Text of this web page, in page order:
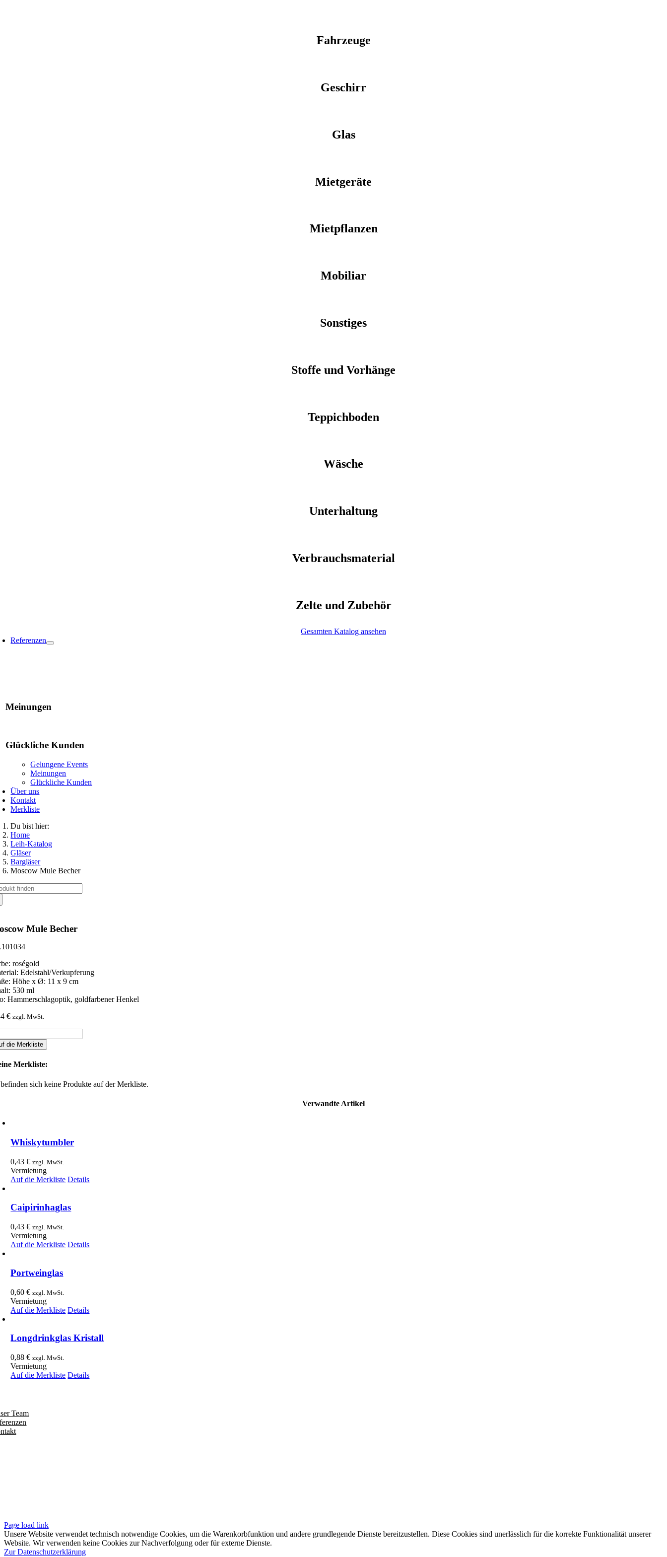
Fahrzeuge
Geschirr
Glas
Mietgeräte
Mietpflanzen
Mobiliar
Sonstiges
Stoffe und Vorhänge
Teppichboden
Wäsche
Unterhaltung
Verbrauchsmaterial
Zelte und Zubehör
Gesamten Katalog ansehen
Referenzen
Meinungen
Glückliche Kunden
Gelungene Events
Meinungen
Glückliche Kunden
Über uns
Kontakt
Merkliste
Du bist hier:
Home
Leih-Katalog
Gläser
Bargläser
Moscow Mule Becher
Mule Becher
roségold
Edelstahl/Verkupferung
Höhe x Ø: 11 x 9 cm
530 ml
Hammerschlagoptik, goldfarbener Henkel
€ zzgl. MwSt.
die Merkliste
Merkliste:
sich keine Produkte auf der Merkliste.
Verwandte Artikel
Whiskytumbler
0,43€ zzgl. MwSt.
Vermietung
Auf die Merkliste Details
Caipirinhaglas
0,43€ zzgl. MwSt.
Vermietung
Auf die Merkliste Details
Portweinglas
0,60€ zzgl. MwSt.
Vermietung
Auf die Merkliste Details
Longdrinkglas Kristall
0,88€ zzgl. MwSt.
Vermietung
Auf die Merkliste Details
Team
Page load link
Unsere Website verwendet technisch notwendige Cookies, um die Warenkorbfunktion und andere grundlegende Dienste bereitzustellen. Diese Cookies sind unerlässlich für die korrekte Funktionalität unserer
Website. Wir verwenden keine Cookies zur Nachverfolgung oder für externe Dienste.
Zur Datenschutzerklärung